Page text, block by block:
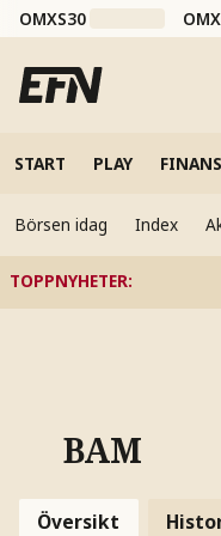
OMXS30
START PLAY
Börsen idag Index
TOPPNYHETER:
BAM
Översikt